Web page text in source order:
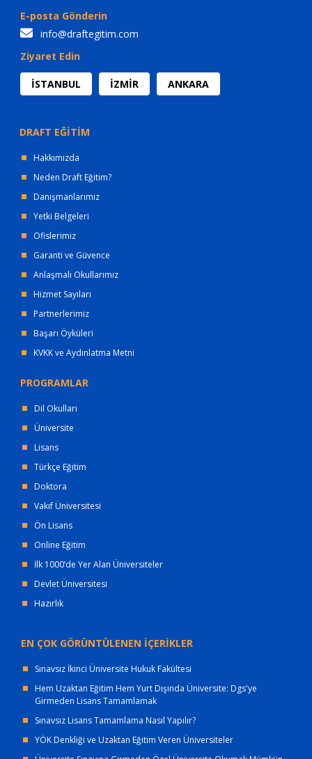
E-posta Gönderin
info@draftegitim.com
Ziyaret Edin
İSTANBUL İZMİR ANKARA
DRAFT EĞİTİM
Hakkımızda
Neden Draft Eğitim?
Danışmanlarımız
Yetki Belgeleri
Ofislerimiz
Garanti ve Güvence
Anlaşmalı Okullarımız
Hizmet Sayıları
Partnerlerimiz
Başarı Öyküleri
KVKK ve Aydınlatma Metni
PROGRAMLAR
Dil Okulları
Üniversite
Lisans
Türkçe Eğitim
Doktora
Vakıf Üniversitesi
Ön Lisans
Online Eğitim
İlk 1000’de Yer Alan Üniversiteler
Devlet Üniversitesi
Hazırlık
EN ÇOK GÖRÜNTÜLENEN İÇERİKLER
Sınavsız İkinci Üniversite Hukuk Fakültesi
Hem Uzaktan Eğitim Hem Yurt Dışında Üniversite: Dgs'ye
Girmeden Lisans Tamamlamak
Sınavsız Lisans Tamamlama Nasıl Yapılır?
YÖK Denkliği ve Uzaktan Eğitim Veren Üniversiteler